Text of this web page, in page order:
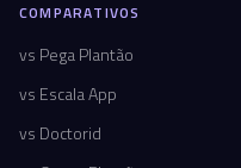
COMPARATIVOS
vs Pega Plantão
vs Escala App
vs Doctorid